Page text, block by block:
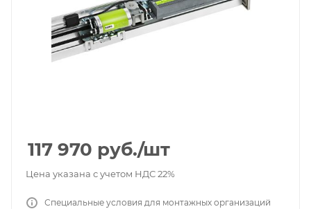
117 970 руб./шт
Цена указана с учетом НДС 22%
Специальные условия для монтажных организаций